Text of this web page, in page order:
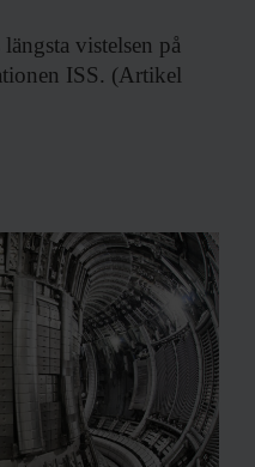
vistelsen på
ISS. (Artikel